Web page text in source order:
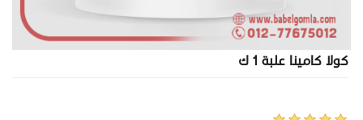
كولا كامينا علبة 1 ك